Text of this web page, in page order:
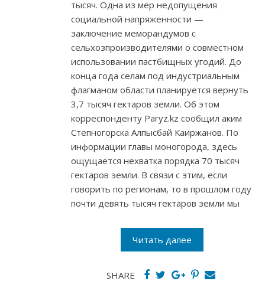
тысяч. Одна из мер недопущения
социальной напряженности —
заключение меморандумов с
сельхозпроизводителями о совместном
использовании пастбищных угодий. До
конца года селам под индустриальным
флагманом области планируется вернуть
3,7 тысяч гектаров земли. Об этом
корреспонденту Paryz.kz сообщил аким
Степногорска Алпысбай Каиржанов. По
информации главы моногорода, здесь
ощущается нехватка порядка 70 тысяч
гектаров земли. В связи с этим, если
говорить по регионам, то в прошлом году
почти девять тысяч гектаров земли мы
Читать далее
SHARE